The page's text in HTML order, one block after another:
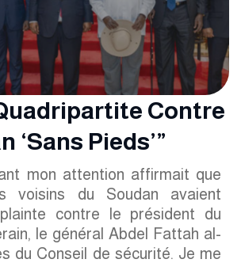
Contre
‘sans Pieds’”
mon attention affirmait que
voisins du Soudan avaient
contre le président du
le général Abdel Fattah al-
du Conseil de sécurité. Je me